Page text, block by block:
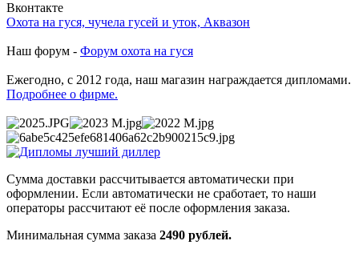
Вконтакте
Охота на гуся, чучела гусей и уток, Аквазон
Наш форум - Форум охота на гуся
Ежегодно, с 2012 года, наш магазин награждается дипломами.
Подробнее о фирме.
Сумма доставки рассчитывается автоматически при
оформлении. Если автоматически не сработает, то наши
операторы рассчитают её после оформления заказа.
Минимальная сумма заказа 2490 рублей.